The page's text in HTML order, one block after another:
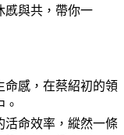
慼與共，帶你一
命感，在蔡紹初的領
活命效率，縱然一條